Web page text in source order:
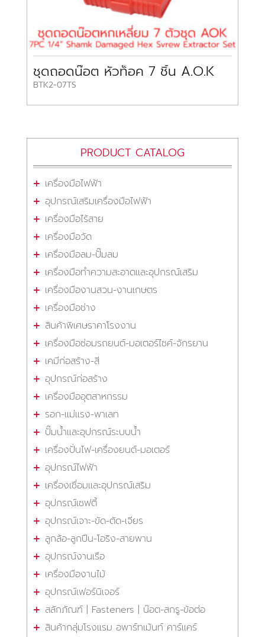
ชุดถอดน๊อต หัวท็อค 7 ชิ้น A.O.K
BTK2-07TS
PRODUCT CATALOG
เครื่องมือไฟฟ้า
อุปกรณ์เสริมเครื่องมือไฟฟ้า
เครื่องมือไร้สาย
เครื่องมือวัด
เครื่องมือลม-ปั๊มลม
เครื่องมือทำความสะอาดและอุปกรณ์เสริม
เครื่องมืองานสวน-งานเกษตร
เครื่องมือช่าง
สินค้าพิเศษราคาโรงงาน
เครื่องมือซ่อมรถยนต์-มอเตอร์ไซค์-จักรยาน
เคมีก่อสร้าง-สี
อุปกรณ์ก่อสร้าง
เครื่องมืออุตสาหกรรม
รอก-แม่แรง-พาเลท
ปั๊มน้ำและอุปกรณ์ระบบน้ำ
เครื่องปั่นไฟ-เครื่องยนต์-มอเตอร์
อุปกรณ์ไฟฟ้า
เครื่องเชื่อมและอุปกรณ์เสริม
อุปกรณ์เซฟตี้
อุปกรณ์เจาะ-ขัด-ตัด-เจียร
ลูกล้อ-ลูกปืน-โอริง-สายพาน
อุปกรณ์งานเรือ
เครื่องมืองานไม้
อุปกรณ์เฟอร์นิเจอร์
สลักภัณฑ์ | Fasteners | น๊อต-สกรู-ข้อต่อ
สินค้ากลุ่มโรงแรม อพาร์ทเม้นท์ คาร์แคร์